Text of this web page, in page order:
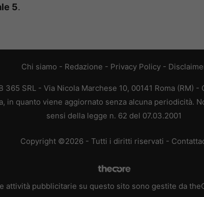
5.
Chi siamo - Redazione - Privacy Policy -
SRL - Via Nicola Marchese 10, 00141 Roma (RM) -
in quanto viene aggiornato senza alcuna periodicità.
sensi della legge n. 62 del 07.03.2001
Copyright ©2026 - Tutti i diritti riservati -
attività pubblicitarie su questo sito sono gestite da